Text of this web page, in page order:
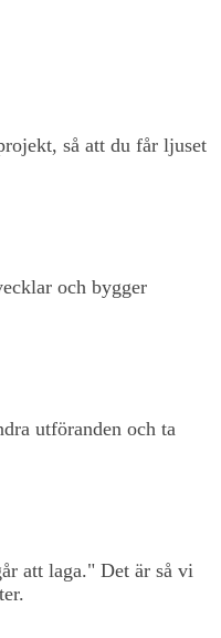
så att du får ljuset
och bygger
utföranden och ta
att laga." Det är så vi